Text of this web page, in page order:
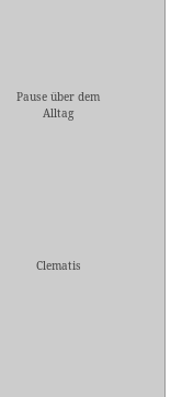
Pause über dem
Alltag
Clematis